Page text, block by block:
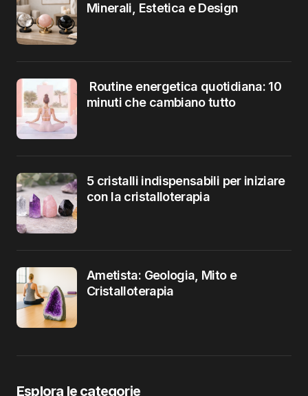
Minerali, Estetica e Design
Routine energetica quotidiana: 10
minuti che cambiano tutto
5 cristalli indispensabili per iniziare
con la cristalloterapia
Ametista: Geologia, Mito e
Cristalloterapia
Esplora le categorie